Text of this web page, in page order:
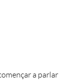
a parlar